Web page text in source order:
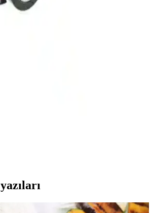
kokuları giderir, araç içi ferahlık sağlar ve